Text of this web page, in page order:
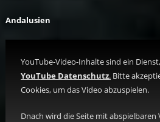
Andalusien
YouTube-Video-Inhalte sind ein
YouTube Datenschutz. Bitte
Cookies, um das Video abzuspielen.
Dnach wird die Seite mit abspielbaren